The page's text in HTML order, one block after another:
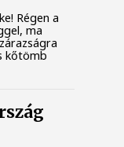
Régen a
ma
kőtömb